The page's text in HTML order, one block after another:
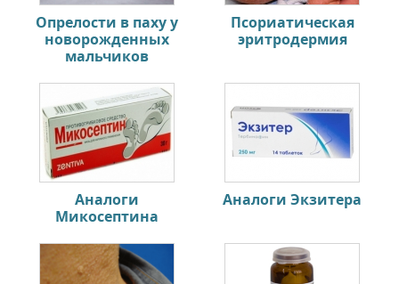
Опрелости в паху у
новорожденных
мальчиков
Псориатическая
эритродермия
Аналоги
Микосептина
Аналоги Экзитера